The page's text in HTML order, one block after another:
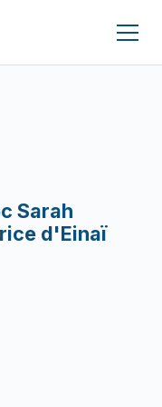
Sarah
d'Einaï